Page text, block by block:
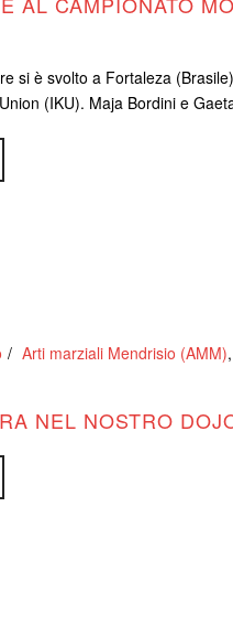
si è svolto a Fortaleza
(IKU). Maja Bordini e
Arti marziali Mendrisio (AMM),
NEL NOSTRO